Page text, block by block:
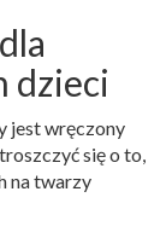
dzieci
jest wręczony
się o to,
na twarzy